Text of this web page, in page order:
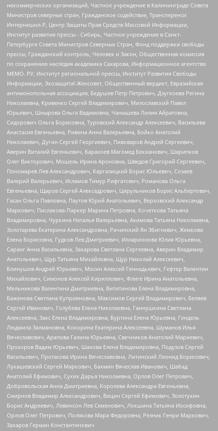
некоммерческих организаций, Частное учреждение в Калининграде Совета
Министров северных стран, Гражданское содействие, Трансперенси
Интернешнл-Р, Центр Защиты Прав Средств Массовой Информации,
Институт развития прессы - Сибирь, Частное учреждение в Санкт-
Петербурге Совета Министров Северных Стран, Фонд поддержки свободы
прессы, Гражданский контроль, Человек и Закон, Общественная комиссия
по сохранению наследия академика Сахарова, Информационное агентство
МЕМО. РУ, Институт региональной прессы, Институт Развития Свободы
Информации, Экозащита!-Женсовет, Общественный вердикт, Евразийская
антимонопольная ассоциация, Бедушев Петр Петрович, Дзугкоева Регина
Николаевна, Кривенко Сергей Владимирович, Милославский Павел
Юрьевич, Шнырова Ольга Вадимовна, Чанышева Лилия Айратовна,
Сидорович Ольга Борисовна, Туровский Александр Алексеевич, Васильева
Анастасия Евгеньевна, Ривина Анна Валерьевна, Бойко Анатолий
Николаевич, Дугин Сергей Георгиевич, Пивоваров Андрей Сергеевич,
Аверин Виталий Евгеньевич, Барахоев Магомед Бекханович, Шарипков
Олег Викторович, Мошель Ирина Ароновна, Шведов Григорий Сергеевич,
Пономарев Лев Александрович, Каргалицкий Борис Юльевич, Созаев
Валерий Валерьевич, Исламов Тимур Рифгатович, Романова Ольга
Евгеньевна, Щаров Сергей Алексадрович, Цирульников Борис Альбертович,
Гасан Ольга Павловна, Паутов Юрий Анатольевич, Верховский Александр
Маркович, Пислакова-Паркер Марина Петровна, Кочеткова Татьяна
Владимировна, Чуркина Наталья Валерьевна, Акимова Татьяна Николаевна,
Золотарева Екатерина Александровна, Рачинский Ян Збигневич, Жемкова
Елена Борисовна, Гудков Лев Дмитриевич, Илларионова Юлия Юрьевна,
Саранг Анна Васильевна, Захарова Светлана Сергеевна, Аверин Владимир
Анатольевич, Щур Татьяна Михайловна, Щур Николай Алексеевич,
Блинушов Андрей Юрьевич, Мосин Алексей Геннадьевич, Гефтер Валентин
Михайлович, Симонов Алексей Кириллович, Флиге Ирина Анатольевна,
Мельникова Валентина Дмитриевна, Вититинова Елена Владимировна,
Баженова Светлана Куприяновна, Максимов Сергей Владимирович, Беляев
Сергей Иванович, Голубева Елена Николаевна, Ганнушкина Светлана
Алексеевна, Закс Елена Владимировна, Буртина Елена Юрьевна, Гендель
Людмила Залмановна, Кокорина Екатерина Алексеевна, Шуманов Илья
Вячеславович, Арапова Галина Юрьевна, Свечников Анатолий Мариевич,
Прохоров Вадим Юрьевич, Шахова Елена Владимировна, Подузов Сергей
Васильевич, Протасова Ирина Вячеславовна, Литинский Леонид Борисович,
Лукашевский Сергей Маркович, Бахмин Вячеслав Иванович, Шабад
Анатолий Ефимович, Сухих Дарья Николаевна, Орлов Олег Петрович,
Добровольская Анна Дмитриевна, Королева Александра Евгеньевна,
Смирнов Владимир Александрович, Вицин Сергей Ефимович, Золотухин
Борис Андреевич, Левинсон Лев Семенович, Локшина Татьяна Иосифовна,
Орлов Олег Петрович, Полякова Мара Федоровна, Резник Генри Маркович,
Захаров Герман Константинович